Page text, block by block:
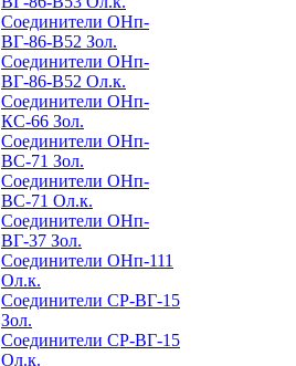
Соединители ОНп-
ВГ-86-В52 Зол.
Соединители ОНп-
ВГ-86-В52 Ол.к.
Соединители ОНп-
КС-66 Зол.
Соединители ОНп-
ВС-71 Зол.
Соединители ОНп-
ВС-71 Ол.к.
Соединители ОНп-
ВГ-37 Зол.
Соединители ОНп-111
Ол.к.
Соединители СР-ВГ-15
Зол.
Соединители СР-ВГ-15
Ол.к.